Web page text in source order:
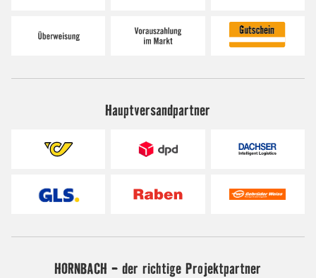
Hauptversandpartner
HORNBACH - der richtige Projektpartner